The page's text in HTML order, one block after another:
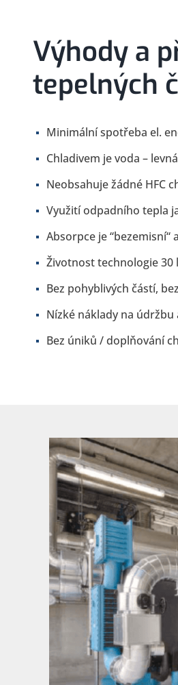
Výhody a
tepelných
Minimální spotřeba el.
Chladivem je voda –
Neobsahuje žádné HFC
Využití odpadního tepla
Absorpce je “bezemisní“
Životnost technologie 30
Bez pohyblivých částí,
Nízké náklady na údržbu
Bez úniků / doplňování